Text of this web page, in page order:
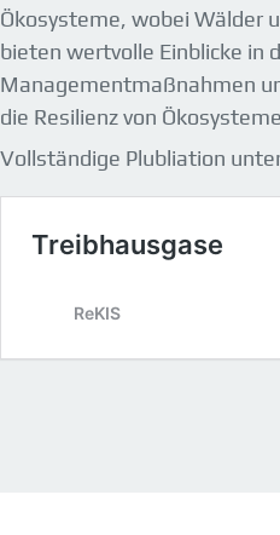
Ökosysteme, wobei Wälder
bieten wertvolle Einblicke in
Managementmaßnahmen
die Resilienz von
Vollständige Plubliation